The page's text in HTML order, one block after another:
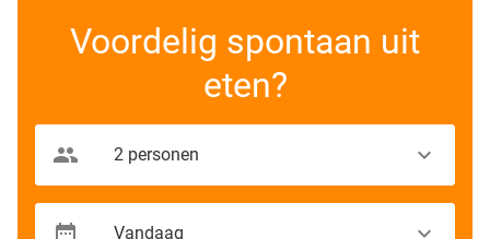
Voordelig spontaan uit
eten?